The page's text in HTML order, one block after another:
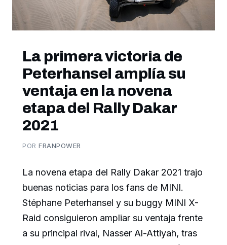
La primera victoria de
Peterhansel amplía su
ventaja en la novena
etapa del Rally Dakar
2021
PORFRANPOWER
La novena etapa del Rally Dakar 2021 trajo
buenas noticias para los fans de MINI.
Stéphane Peterhansel y su buggy MINI X-
Raid consiguieron ampliar su ventaja frente
a su principal rival, Nasser Al-Attiyah, tras